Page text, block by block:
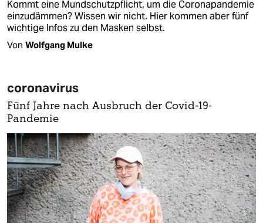
Kommt eine Mundschutzpflicht, um die Coronapandemie
einzudämmen? Wissen wir nicht. Hier kommen aber fünf
wichtige Infos zu den Masken selbst.
Von Wolfgang Mulke
coronavirus
Fünf Jahre nach Ausbruch der Covid-19-
Pandemie